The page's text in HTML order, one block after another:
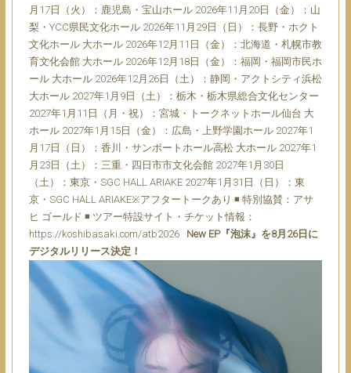
月17日（火）：鹿児島・宝山ホール 2026年11月20日（金）：山
梨・YCC県民文化ホール 2026年11月29日（日）：長野・ホクト
文化ホール 大ホール 2026年12月11日（金）：北海道・札幌市教
育文化会館 大ホール 2026年12月18日（金）：福岡・福岡市民ホ
ール 大ホール 2026年12月26日（土）：静岡・アクトシティ浜松
大ホール 2027年1月9日（土）：栃木・栃木県総合文化センター
2027年1月11日（月・祝）：宮城・トークネットホール仙台 大
ホール 2027年1月15日（金）：広島・上野学園ホール 2027年1
月17日（日）：香川・サンポートホール高松 大ホール 2027年1
月23日（土）：三重・四日市市文化会館 2027年1月30日
（土）：東京・SGC HALL ARIAKE 2027年1月31日（日）：東
京・SGC HALL ARIAKE※アフタートークあり ◾ 特別協賛：アサ
ヒ ゴールド ◾ ツアー特設サイト・チケット情報：
https://koshibasaki.com/atb2026 New EP『泡沫』を8月26日に
デジタルリリース決定！